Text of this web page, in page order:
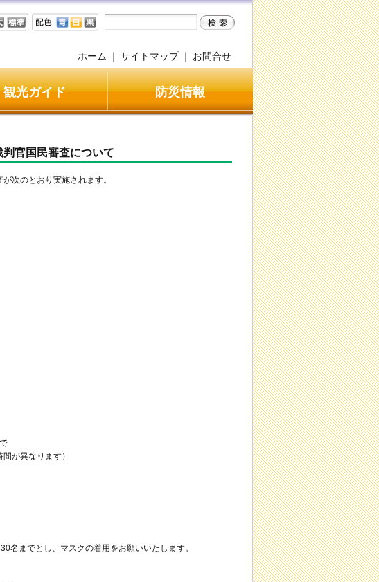
ホーム ｜ サイトマップ ｜ お問合せ
観光ガイド 防災情報
官国民審査について
次のとおり実施されます。
が異なります）
までとし、マスクの着用をお願いいたします。